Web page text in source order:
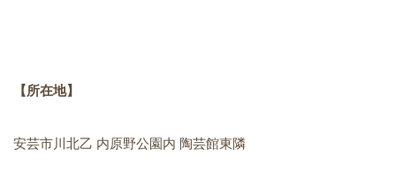
【所在地】
安芸市川北乙 内原野公園内 陶芸館東隣